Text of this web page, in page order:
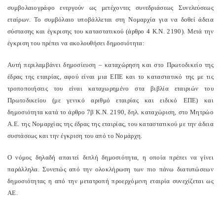
συμβολαιογράφο ενεργούν ως μετέχοντες συνεδριάσεως Συνελεύσεως
εταίρων. Το συμβόλαιο υποβάλλεται στη Νομαρχία για να δοθεί άδεια
σύστασης και έγκρισης του καταστατικού (άρθρο 4 Κ.Ν. 2190). Μετά την
έγκριση του πρέπει να ακολουθήσει δημοσιότητα:
Αυτή περιλαμβάνει δημοσίευση – καταχώρηση και στο Πρωτοδικείο της
έδρας της εταιρίας, αφού είναι μια ΕΠΕ και το καταστατικό της με τις
τροποποιήσεις του είναι καταχωρημένο στα βιβλία εταιριών του
Πρωτοδικείου (με γενικό αριθμό εταιρίας και ειδικό ΕΠΕ) και
δημοσιότητα κατά το άρθρο 7β Κ.Ν. 2190, δηλ. καταχώριση, στο Μητρώο
Α.Ε. της Νομαρχίας της έδρας της εταιρίας, του καταστατικού με την άδεια
συστάσεως και την έγκριση του από το Νομάρχη.
Ο νόμος δηλαδή απαιτεί διπλή δημοσιότητα, η οποία πρέπει να γίνει
παράλληλα. Συνεπώς από την ολοκλήρωση των πιο πάνω διατυπώσεων
δημοσιότητας η από την μετατροπή προερχόμενη εταιρία συνεχίζεται ως
ΑΕ.